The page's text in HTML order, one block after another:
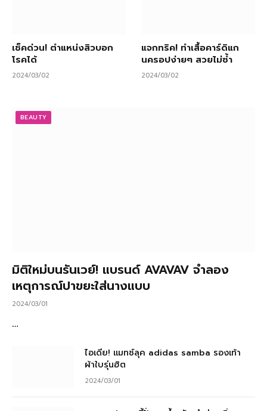
เช็คด่วน! ตำแหน่งสิวบอก
โรคได้
2024/03/02
แจกทริค! ทำเสื้อคาร์ดิแก
นครอปง่ายๆ สวยไม่ซ้ำ
2024/03/02
BEAUTY
มิติใหม่บนรันเวย์! แบรนด์ AVAVAV จำลอง
เหตุการณ์ปาขยะใส่นางแบบ
2024/03/01
…
ไอเดีย! แมทช์ลุค adidas samba รองเท้า
ผ้าใบรุ่นฮิต
2024/03/01